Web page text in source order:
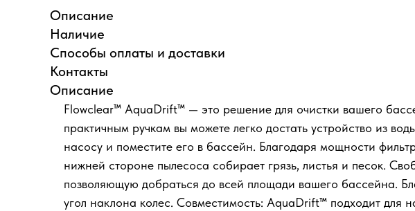
Описание
Наличие
Способы оплаты и доставки
Контакты
Описание
Flowclear™ AquaDrift™ — это решение для очистки вашего
практичным ручкам вы можете легко достать устройство из
насосу и поместите его в бассейн. Благодаря мощности
нижней стороне пылесоса собирает грязь, листья и песок.
позволяющую добраться до всей площади вашего бассейна.
угол наклона колес. Совместимость: AquaDrift™ подходит